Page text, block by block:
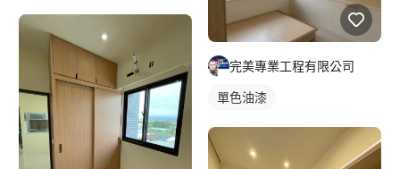
完美專業工程有限公司
單色油漆